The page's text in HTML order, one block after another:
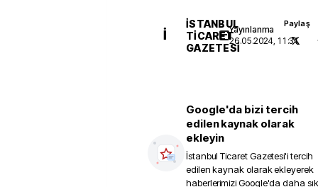
İ
İSTANBUL
TICARET
GAZETESI
Yayınlanma
26.05.2024, 11:31
Paylaş
Google'da bizi tercih
edilen kaynak olarak
ekleyin
İstanbul Ticaret Gazetesi'i tercih
edilen kaynak olarak ekleyerek
haberlerimizi Google'da daha sık